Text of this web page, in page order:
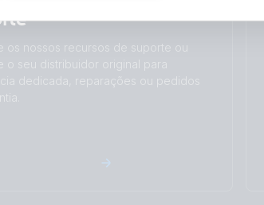
os nossos recursos de suporte ou
o seu distribuidor original para
dedicada, reparações ou pedidos